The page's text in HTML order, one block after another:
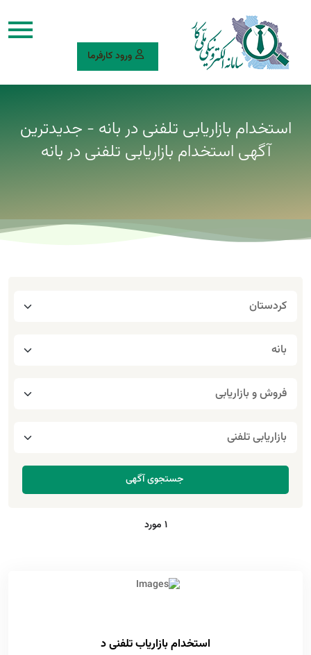
ورود کارفرما
استخدام بازاریابی تلفنی در بانه - جدیدترین
آگهی استخدام بازاریابی تلفنی در بانه
1 مورد
استخدام بازاریاب تلفنی د